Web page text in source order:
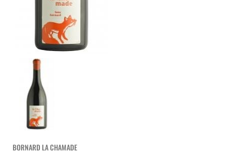
BORNARD LA CHAMADE